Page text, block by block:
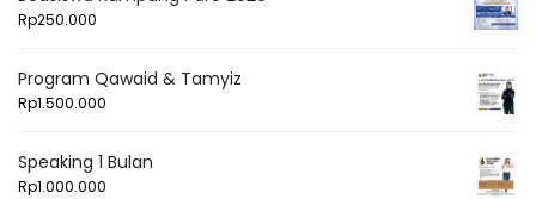
Rp250.000
Program Qawaid & Tamyiz
Rp1.500.000
Speaking 1 Bulan
Rp1.000.000